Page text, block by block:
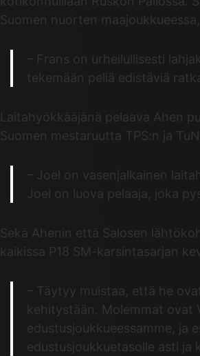
Suomen nuorten
– Frans on urheilullisesti
tekemään peliä edistäviä
Laitahyökkääjänä pelaava Ahen
Suomen mestaruutta TPS:n ja
– Joel on vasenjalkainen
Joel on luova pelaaja, joka
Sekä Ahenin että Salosen
kaikissa P18 SM-karsintasarjan
– Täytyy muistaa, että he
kehitystään. Molemmat ovat
edustusjoukkueessamme, ja
edustusjoukkuetasolle asti ja